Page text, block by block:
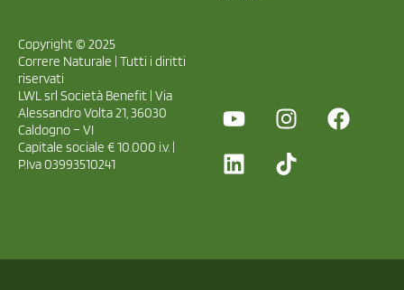
Copyright © 2025
Correre Naturale | Tutti i diritti
riservati
LWL srl Società Benefit | Via
Alessandro Volta 21, 36030
Caldogno – VI
Capitale sociale € 10.000 i.v. |
P.Iva 03993510241